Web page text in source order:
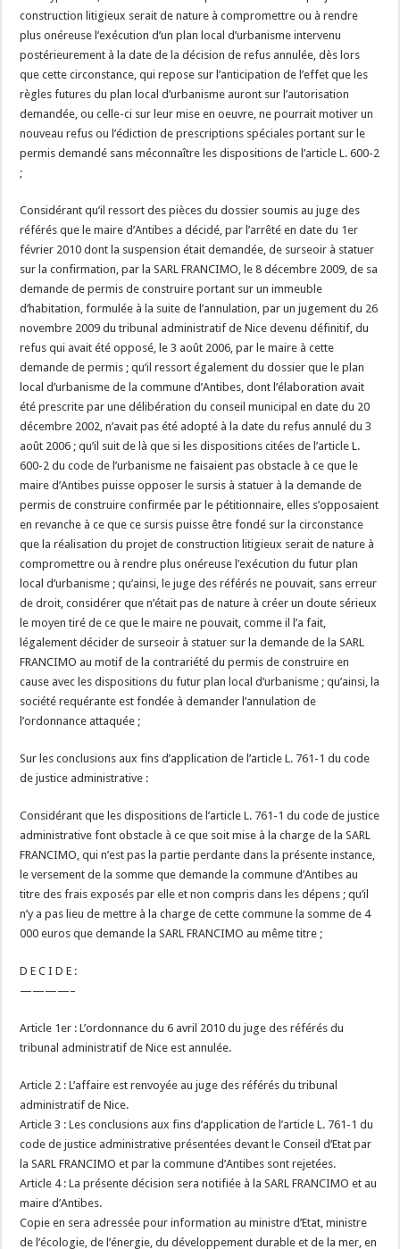
construction litigieux serait de nature à compromettre ou à rendre
plus onéreuse l’exécution d’un plan local d’urbanisme intervenu
postérieurement à la date de la décision de refus annulée, dès lors
que cette circonstance, qui repose sur l’anticipation de l’effet que les
règles futures du plan local d’urbanisme auront sur l’autorisation
demandée, ou celle-ci sur leur mise en oeuvre, ne pourrait motiver un
nouveau refus ou l’édiction de prescriptions spéciales portant sur le
permis demandé sans méconnaître les dispositions de l’article L. 600-2
;
Considérant qu’il ressort des pièces du dossier soumis au juge des
référés que le maire d’Antibes a décidé, par l’arrêté en date du 1er
février 2010 dont la suspension était demandée, de surseoir à statuer
sur la confirmation, par la SARL FRANCIMO, le 8 décembre 2009, de sa
demande de permis de construire portant sur un immeuble
d’habitation, formulée à la suite de l’annulation, par un jugement du 26
novembre 2009 du tribunal administratif de Nice devenu définitif, du
refus qui avait été opposé, le 3 août 2006, par le maire à cette
demande de permis ; qu’il ressort également du dossier que le plan
local d’urbanisme de la commune d’Antibes, dont l’élaboration avait
été prescrite par une délibération du conseil municipal en date du 20
décembre 2002, n’avait pas été adopté à la date du refus annulé du 3
août 2006 ; qu’il suit de là que si les dispositions citées de l’article L.
600-2 du code de l’urbanisme ne faisaient pas obstacle à ce que le
maire d’Antibes puisse opposer le sursis à statuer à la demande de
permis de construire confirmée par le pétitionnaire, elles s’opposaient
en revanche à ce que ce sursis puisse être fondé sur la circonstance
que la réalisation du projet de construction litigieux serait de nature à
compromettre ou à rendre plus onéreuse l’exécution du futur plan
local d’urbanisme ; qu’ainsi, le juge des référés ne pouvait, sans erreur
de droit, considérer que n’était pas de nature à créer un doute sérieux
le moyen tiré de ce que le maire ne pouvait, comme il l’a fait,
légalement décider de surseoir à statuer sur la demande de la SARL
FRANCIMO au motif de la contrariété du permis de construire en
cause avec les dispositions du futur plan local d’urbanisme ; qu’ainsi, la
société requérante est fondée à demander l’annulation de
l’ordonnance attaquée ;
Sur les conclusions aux fins d’application de l’article L. 761-1 du code
de justice administrative :
Considérant que les dispositions de l’article L. 761-1 du code de justice
administrative font obstacle à ce que soit mise à la charge de la SARL
FRANCIMO, qui n’est pas la partie perdante dans la présente instance,
le versement de la somme que demande la commune d’Antibes au
titre des frais exposés par elle et non compris dans les dépens ; qu’il
n’y a pas lieu de mettre à la charge de cette commune la somme de 4
000 euros que demande la SARL FRANCIMO au même titre ;
D E C I D E :
————–
Article 1er : L’ordonnance du 6 avril 2010 du juge des référés du
tribunal administratif de Nice est annulée.
Article 2 : L’affaire est renvoyée au juge des référés du tribunal
administratif de Nice.
Article 3 : Les conclusions aux fins d’application de l’article L. 761-1 du
code de justice administrative présentées devant le Conseil d’Etat par
la SARL FRANCIMO et par la commune d’Antibes sont rejetées.
Article 4 : La présente décision sera notifiée à la SARL FRANCIMO et au
maire d’Antibes.
Copie en sera adressée pour information au ministre d’Etat, ministre
de l’écologie, de l’énergie, du développement durable et de la mer, en